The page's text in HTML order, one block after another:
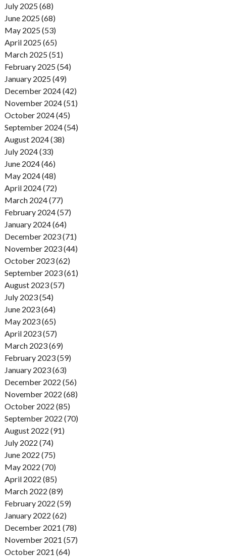
July 2025 (68)
June 2025 (68)
May 2025 (53)
April 2025 (65)
March 2025 (51)
February 2025 (54)
January 2025 (49)
December 2024 (42)
November 2024 (51)
October 2024 (45)
September 2024 (54)
August 2024 (38)
July 2024 (33)
June 2024 (46)
May 2024 (48)
April 2024 (72)
March 2024 (77)
February 2024 (57)
January 2024 (64)
December 2023 (71)
November 2023 (44)
October 2023 (62)
September 2023 (61)
August 2023 (57)
July 2023 (54)
June 2023 (64)
May 2023 (65)
April 2023 (57)
March 2023 (69)
February 2023 (59)
January 2023 (63)
December 2022 (56)
November 2022 (68)
October 2022 (85)
September 2022 (70)
August 2022 (91)
July 2022 (74)
June 2022 (75)
May 2022 (70)
April 2022 (85)
March 2022 (89)
February 2022 (59)
January 2022 (62)
December 2021 (78)
November 2021 (57)
October 2021 (64)